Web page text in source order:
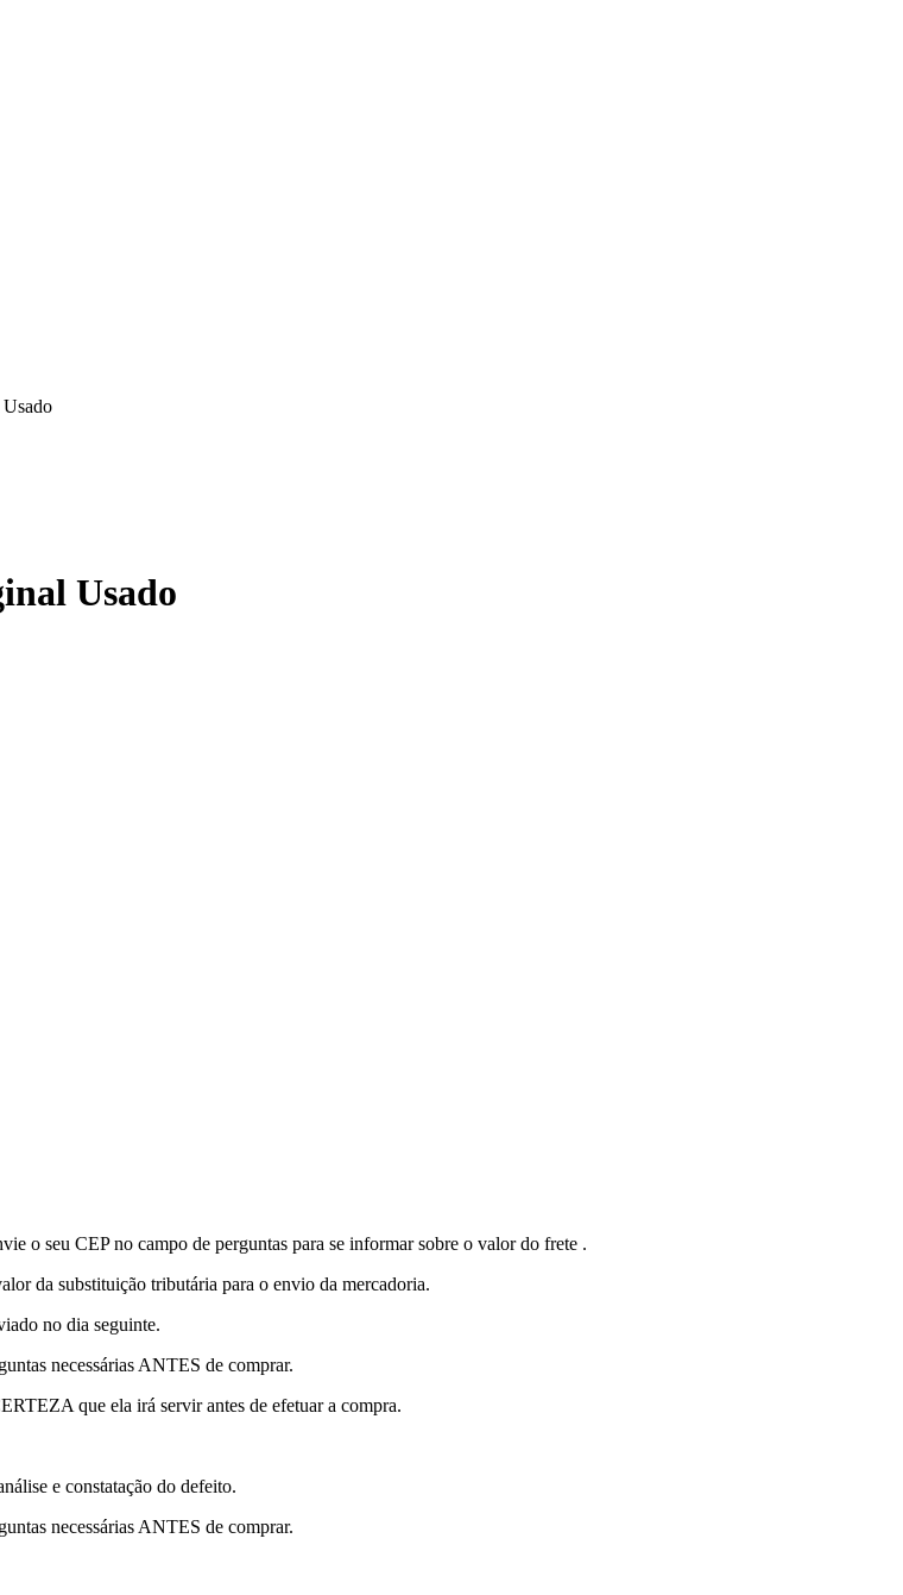
Usado
seu CEP no campo de perguntas para se informar sobre o valor do frete .
da substituição tributária para o envio da mercadoria.
no dia seguinte.
necessárias ANTES de comprar.
que ela irá servir antes de efetuar a compra.
e constatação do defeito.
necessárias ANTES de comprar.